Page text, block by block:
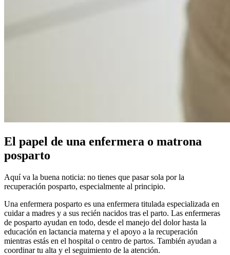
El papel de una enfermera o matrona
posparto
Aquí va la buena noticia: no tienes que pasar sola por la
recuperación posparto, especialmente al principio.
Una enfermera posparto es una enfermera titulada especializada en
cuidar a madres y a sus recién nacidos tras el parto. Las enfermeras
de posparto ayudan en todo, desde el manejo del dolor hasta la
educación en lactancia materna y el apoyo a la recuperación
mientras estás en el hospital o centro de partos. También ayudan a
coordinar tu alta y el seguimiento de la atención.